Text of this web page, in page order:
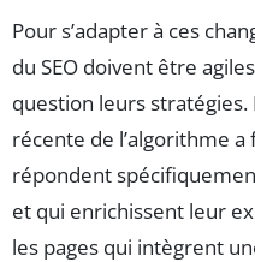
Pour s’adapter à ces
du SEO doivent être
question leurs
récente de l’algorithme
répondent
et qui enrichissent leur
les pages qui intègrent